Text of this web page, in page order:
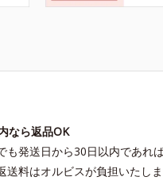
なら返品OK
も発送日から30日以内であれ
送料はオルビスが負担いたし